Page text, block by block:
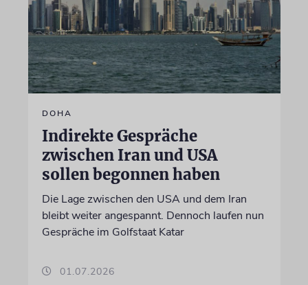
DOHA
Indirekte Gespräche
zwischen Iran und USA
sollen begonnen haben
Die Lage zwischen den USA und dem Iran
bleibt weiter angespannt. Dennoch laufen nun
Gespräche im Golfstaat Katar
01.07.2026